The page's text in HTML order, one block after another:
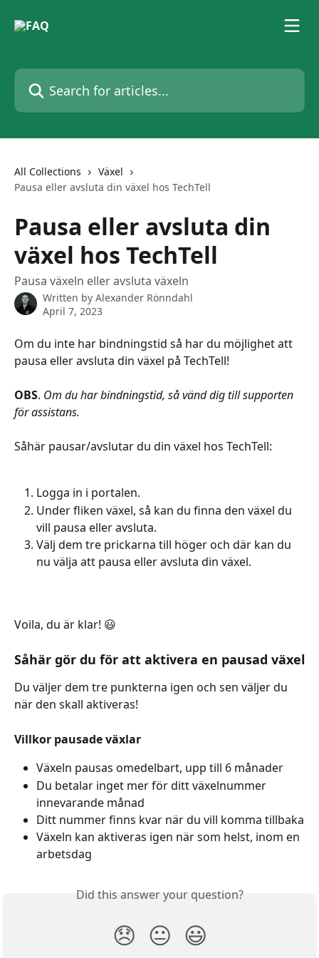
Search for articles...
All Collections
Växel
Pausa eller avsluta din växel hos TechTell
Pausa eller avsluta din
växel hos TechTell
Pausa växeln eller avsluta växeln
Written by Alexander Rönndahl
April 7, 2023
Om du inte har bindningstid så har du möjlighet att
pausa eller avsluta din växel på TechTell!
OBS. Om du har bindningstid, så vänd dig till supporten
för assistans.
Såhär pausar/avslutar du din växel hos TechTell:
Logga in i portalen.
Under fliken växel, så kan du finna den växel du
vill pausa eller avsluta.
Välj dem tre prickarna till höger och där kan du
nu välja att pausa eller avsluta din växel.
Voila, du är klar! 😃
Såhär gör du för att aktivera en pausad växel
Du väljer dem tre punkterna igen och sen väljer du
när den skall aktiveras!
Villkor pausade växlar
Växeln pausas omedelbart, upp till 6 månader
Du betalar inget mer för ditt växelnummer
innevarande månad
Ditt nummer finns kvar när du vill komma tillbaka
Växeln kan aktiveras igen när som helst, inom en
arbetsdag
Did this answer your question?
😞 😐 😃